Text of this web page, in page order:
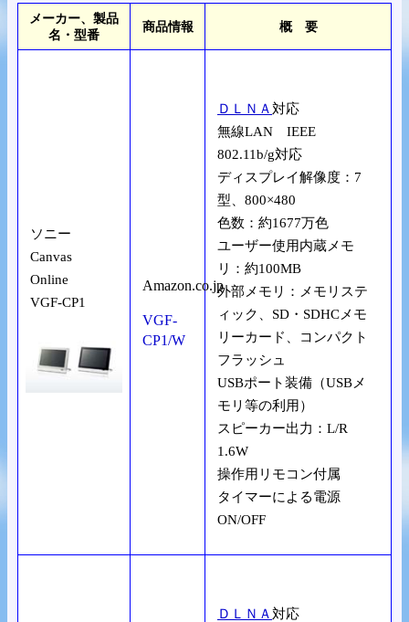
メーカー、製品
名・型番
商品情報 概 要
ソニー
Canvas
Online
VGF-CP1
Amazon.co.jp
VGF-
CP1/W
ＤＬＮＡ対応
無線LAN IEEE
802.11b/g対応
ディスプレイ解像度：7
型、800×480
色数：約1677万色
ユーザー使用内蔵メモ
リ：約100MB
外部メモリ：メモリステ
ィック、SD・SDHCメモ
リーカード、コンパクト
フラッシュ
USBポート装備（USBメ
モリ等の利用）
スピーカー出力：L/R
1.6W
操作用リモコン付属
タイマーによる電源
ON/OFF
ＤＬＮＡ対応